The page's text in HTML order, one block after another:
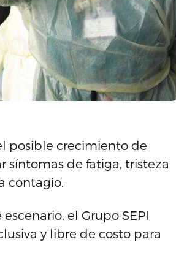
posible crecimiento de
síntomas de fatiga, tristeza
contagio.
el Grupo SEPI
y libre de costo para